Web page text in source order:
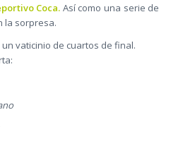
Coca. Así como una serie de
la sorpresa.
vaticinio de cuartos de final.